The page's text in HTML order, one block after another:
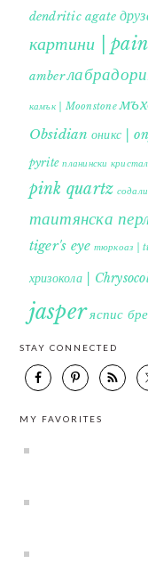
dendritic agate
картини |
amber
камък | Moonstone
Obsidian оникс |
pyrite планински кристал
pink quartz
таитянска
tiger's eye тюркоаз |
хризокола |
jasperяспис
STAY CONNECTED
MY FAVORITES